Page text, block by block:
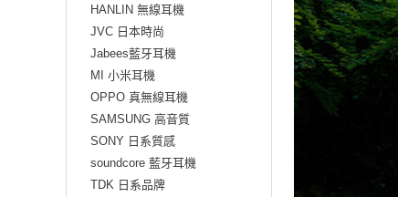
HANLIN 無線耳機
JVC 日本時尚
Jabees藍牙耳機
MI 小米耳機
OPPO 真無線耳機
SAMSUNG 高音質
SONY 日系質感
soundcore 藍牙耳機
TDK 日系品牌